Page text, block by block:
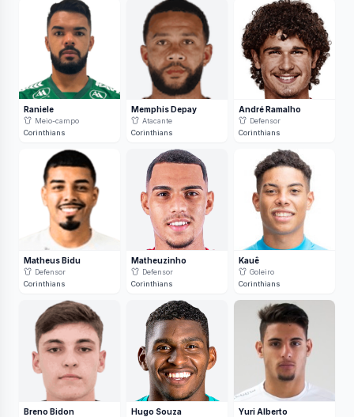
Raniele
Meio-campo
Corinthians
Memphis Depay
Atacante
Corinthians
André Ramalho
Defensor
Corinthians
Matheus Bidu
Defensor
Corinthians
Matheuzinho
Defensor
Corinthians
Kauê
Goleiro
Corinthians
Breno Bidon Hugo Souza Yuri Alberto